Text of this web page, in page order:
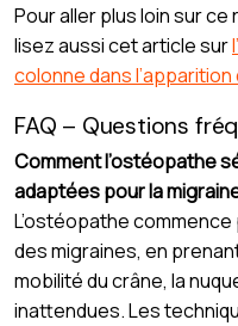
Pour aller plus loin sur
lisez aussi cet article sur
colonne dans
FAQ – Questions
Comment l’ostéopathe
adaptées pour la
L’ostéopathe
des migraines, en
mobilité du crâne, la
inattendues. Les